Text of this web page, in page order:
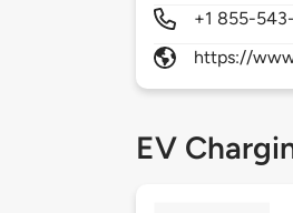
+1 855-
https://
EV